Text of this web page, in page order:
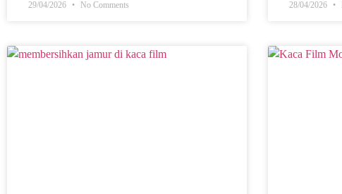
29/04/2026 No Comments 28/04/2026